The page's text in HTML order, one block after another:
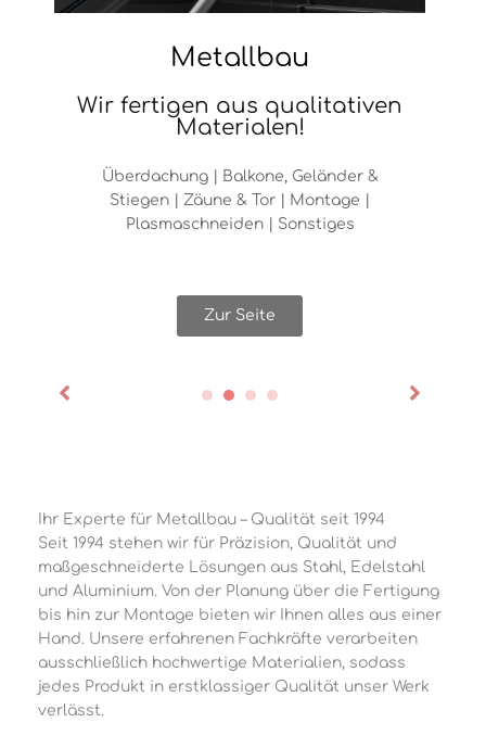
Metallbau
Wir fertigen aus qualitativen
Materialen!
Überdachung | Balkone, Geländer &
Stiegen | Zäune & Tor | Montage |
Plasmaschneiden | Sonstiges
Zur Seite
Ihr Experte für Metallbau – Qualität seit 1994
Seit 1994 stehen wir für Präzision, Qualität und
maßgeschneiderte Lösungen aus Stahl, Edelstahl
und Aluminium. Von der Planung über die Fertigung
bis hin zur Montage bieten wir Ihnen alles aus einer
Hand. Unsere erfahrenen Fachkräfte verarbeiten
ausschließlich hochwertige Materialien, sodass
jedes Produkt in erstklassiger Qualität unser Werk
verlässt.